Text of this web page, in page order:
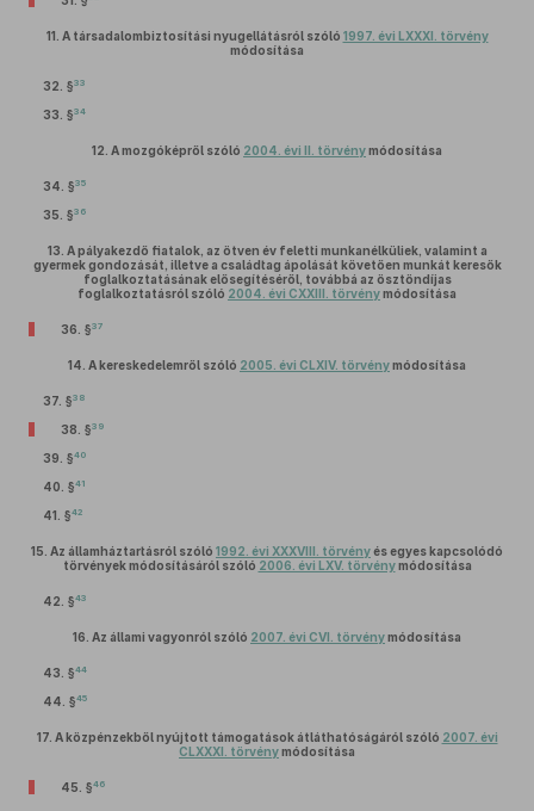
11. A társadalombiztosítási nyugellátásról szóló 1997. évi LXXXI. törvény
módosítása
32. §33
33. §34
12. A mozgóképről szóló 2004. évi II. törvénymódosítása
34. §35
35. §36
13. A pályakezdő fiatalok, az ötven év feletti munkanélküliek, valamint a
gyermek gondozását, illetve a családtag ápolását követően munkát keresők
foglalkoztatásának elősegítéséről, továbbá az ösztöndíjas
foglalkoztatásról szóló 2004. évi CXXIII. törvénymódosítása
36. §37
14. A kereskedelemről szóló 2005. évi CLXIV. törvénymódosítása
37. §38
38. §39
39. §40
40. §41
41. §42
15. Az államháztartásról szóló 1992. évi XXXVIII. törvényés egyes kapcsolódó
törvények módosításáról szóló 2006. évi LXV. törvénymódosítása
42. §43
16. Az állami vagyonról szóló 2007. évi CVI. törvénymódosítása
43. §44
44. §45
17. A közpénzekből nyújtott támogatások átláthatóságáról szóló 2007. évi
CLXXXI. törvénymódosítása
45. §46